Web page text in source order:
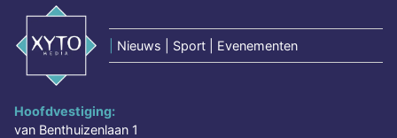
Nieuws | Sport | Evenementen
Hoofdvestiging:
van Benthuizenlaan 1